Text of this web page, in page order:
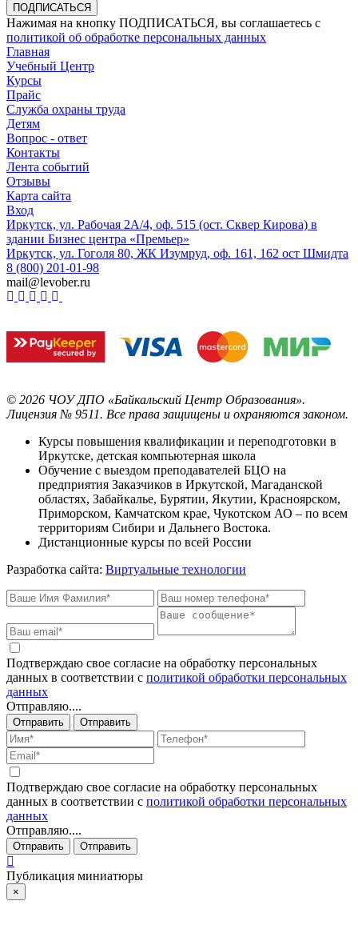
ПОДПИСАТЬСЯ
Нажимая на кнопку ПОДПИСАТЬСЯ, вы соглашаетесь с
политикой об обработке персональных данных
Главная
Учебный Центр
Курсы
Прайс
Служба охраны труда
Детям
Вопрос - ответ
Контакты
Лента событий
Отзывы
Карта сайта
Вход
Иркутск, ул. Рабочая 2А/4, оф. 515 (ост. Сквер Кирова) в
здании Бизнес центра «Премьер»
Иркутск, ул. Гоголя 80, ЖК Изумруд, оф. 161, 162 ост Шмидта
8 (800) 201-01-98
mail@levober.ru
© 2026 ЧОУ ДПО «Байкальский Центр Образования».
Лицензия № 9511. Все права защищены и охраняются законом.
Курсы повышения квалификации и переподготовки в
Иркутске, детская компьютерная школа
Обучение с выездом преподавателей БЦО на
предприятия Заказчиков в Иркутской, Магаданской
областях, Забайкалье, Бурятии, Якутии, Красноярском,
Приморском, Камчатском крае, Чукотском АО – по всем
территориям Сибири и Дальнего Востока.
Дистанционные курсы по всей России
Разработка сайта: Виртуальные технологии
Подтверждаю свое согласие на обработку персональных
данных в соответствии с политикой обработки персональных
данных
Отправляю....
Отправить Отправить
Подтверждаю свое согласие на обработку персональных
данных в соответствии с политикой обработки персональных
данных
Отправляю....
Отправить Отправить
Публикация миниатюры
×